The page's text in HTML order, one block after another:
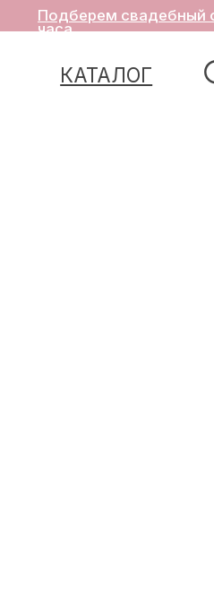
товар
Подберем свадебный образ за 1.5
часа